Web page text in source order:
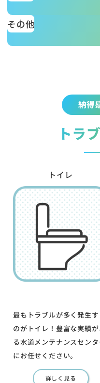
その他
納得
トラ
トイレ
最もトラブルが多く発生す
のがトイレ！豊富な実績が
る水道メンテナンスセンタ
にお任せください。
詳しく見る